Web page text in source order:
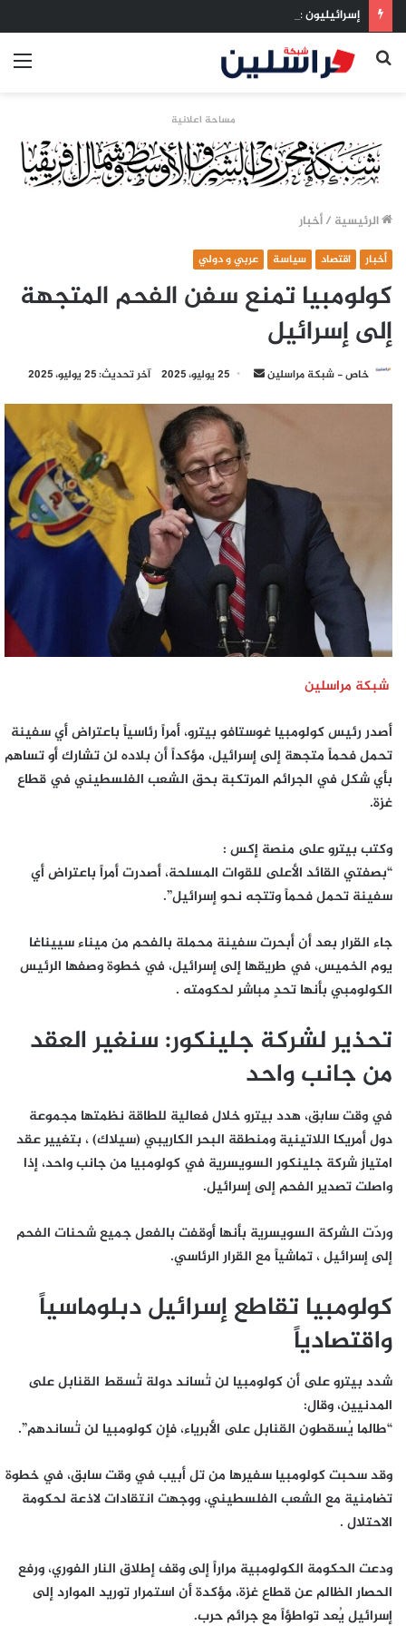
إسرائيليون غادروا بلا رجعة: اخترنا الهجرة لنعيش بلا خوف
بحث
مساحة اعلانية
الرئيسية /أخبار
أخبار اقتصاد سياسة عربي و دولي
كولومبيا تمنع سفن الفحم المتجهة
إلى إسرائيل
خاص - شبكة مراسلين
أرسل
إلكترونيا
25 يوليو، 2025 آخر تحديث: 25 يوليو، 2025
شبكة مراسلين
أصدر رئيس كولومبيا غوستافو بيترو، أمراً رئاسياً باعتراضأي سفينة
تحمل فحماً متجهة إلى إسرائيل، مؤكداً أن بلاده لن تشارك أو تساهم
بأي شكل في الجرائم المرتكبة بحق الشعب الفلسطيني في قطاع
غزة.
وكتب بيترو على منصة إكس :
“بصفتي القائد الأعلى للقوات المسلحة، أصدرت أمراً باعتراض أي
سفينة تحمل فحماً وتتجه نحو إسرائيل”.
جاء القرار بعد أنأبحرت سفينة محملة بالفحم من ميناء سييناغا
يوم الخميس، في طريقها إلى إسرائيل، في خطوة وصفها الرئيس
الكولومبي بأنها تحدٍ مباشر لحكومته .
تحذير لشركة جلينكور: سنغير العقد
من جانب واحد
في وقت سابق، هدد بيترو خلال فعالية للطاقة نظمتها مجموعة
دول أمريكا اللاتينية ومنطقة البحر الكاريبي (سيلاك)، بتغييرعقد
امتياز شركة جلينكور السويسرية في كولومبيا من جانب واحد، إذا
واصلت تصدير الفحم إلى إسرائيل.
وردّت الشركة السويسرية بأنها أوقفت بالفعل جميع شحنات الفحم
إلى إسرائيل، تماشياً مع القرار الرئاسي.
كولومبيا تقاطع إسرائيل دبلوماسياً
واقتصادياً
شدد بيترو على أنكولومبيا لن تُساند دولة تُسقط القنابل على
المدنيين، وقال:
“طالما يُسقطون القنابل على الأبرياء، فإن كولومبيا لن تُساندهم”.
وقد سحبت كولومبيا سفيرها من تل أبيب في وقت سابق، في خطوة
تضامنية مع الشعب الفلسطيني، ووجهت انتقادات لاذعة لحكومة
الاحتلال .
ودعت الحكومة الكولومبية مراراً إلىوقف إطلاق النار الفوري، ورفع
الحصار الظالم عن قطاع غزة، مؤكدة أن استمرار توريد الموارد إلى
إسرائيل يُعد تواطؤاً مع جرائم حرب.